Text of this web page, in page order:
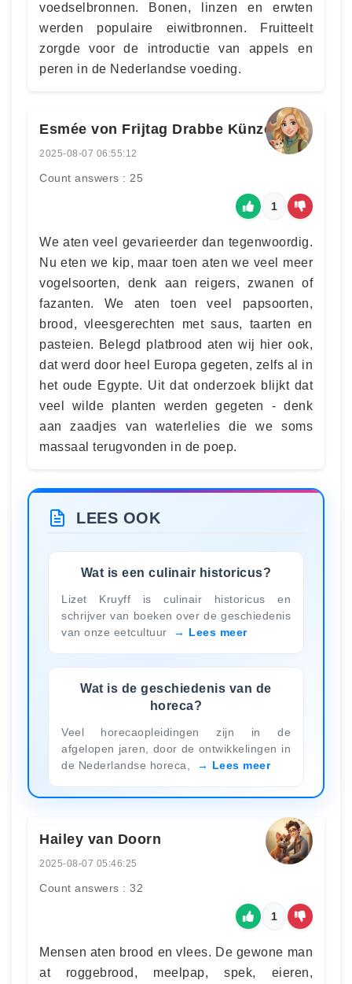
voedselbronnen. Bonen, linzen en erwten
werden populaire eiwitbronnen. Fruitteelt
zorgde voor de introductie van appels en
peren in de Nederlandse voeding.
Esmée von Frijtag Drabbe Künzel
2025-08-07 06:55:12
Count answers : 25
1
We aten veel gevarieerder dan tegenwoordig.
Nu eten we kip, maar toen aten we veel meer
vogelsoorten, denk aan reigers, zwanen of
fazanten. We aten toen veel papsoorten,
brood, vleesgerechten met saus, taarten en
pasteien. Belegd platbrood aten wij hier ook,
dat werd door heel Europa gegeten, zelfs al in
het oude Egypte. Uit dat onderzoek blijkt dat
veel wilde planten werden gegeten - denk
aan zaadjes van waterlelies die we soms
massaal terugvonden in de poep.
LEES OOK
Wat is een culinair historicus?
Lizet Kruyff is culinair historicus en
schrijver van boeken over de geschiedenis
van onze eetcultuur
Lees meer
Wat is de geschiedenis van de
horeca?
Veel horecaopleidingen zijn in de
afgelopen jaren, door de ontwikkelingen in
de Nederlandse horeca,
Lees meer
Hailey van Doorn
2025-08-07 05:46:25
Count answers : 32
1
Mensen aten brood en vlees. De gewone man
at roggebrood, meelpap, spek, eieren,